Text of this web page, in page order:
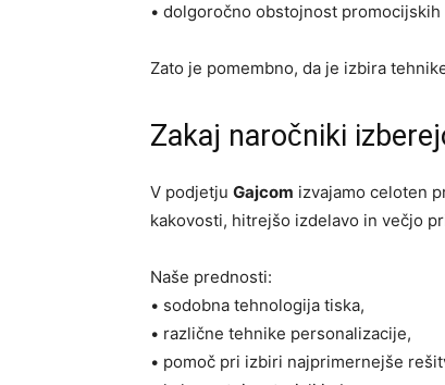
• dolgoročno obstojnost promocijskih
Zato je pomembno, da je izbira
Zakaj naročniki
V podjetju Gajcom izvajamo celoten
kakovosti, hitrejšo izdelavo in večjo
Naše prednosti:
• sodobna tehnologija tiska,
• različne tehnike personalizacije,
• pomoč pri izbiri najprimernejše